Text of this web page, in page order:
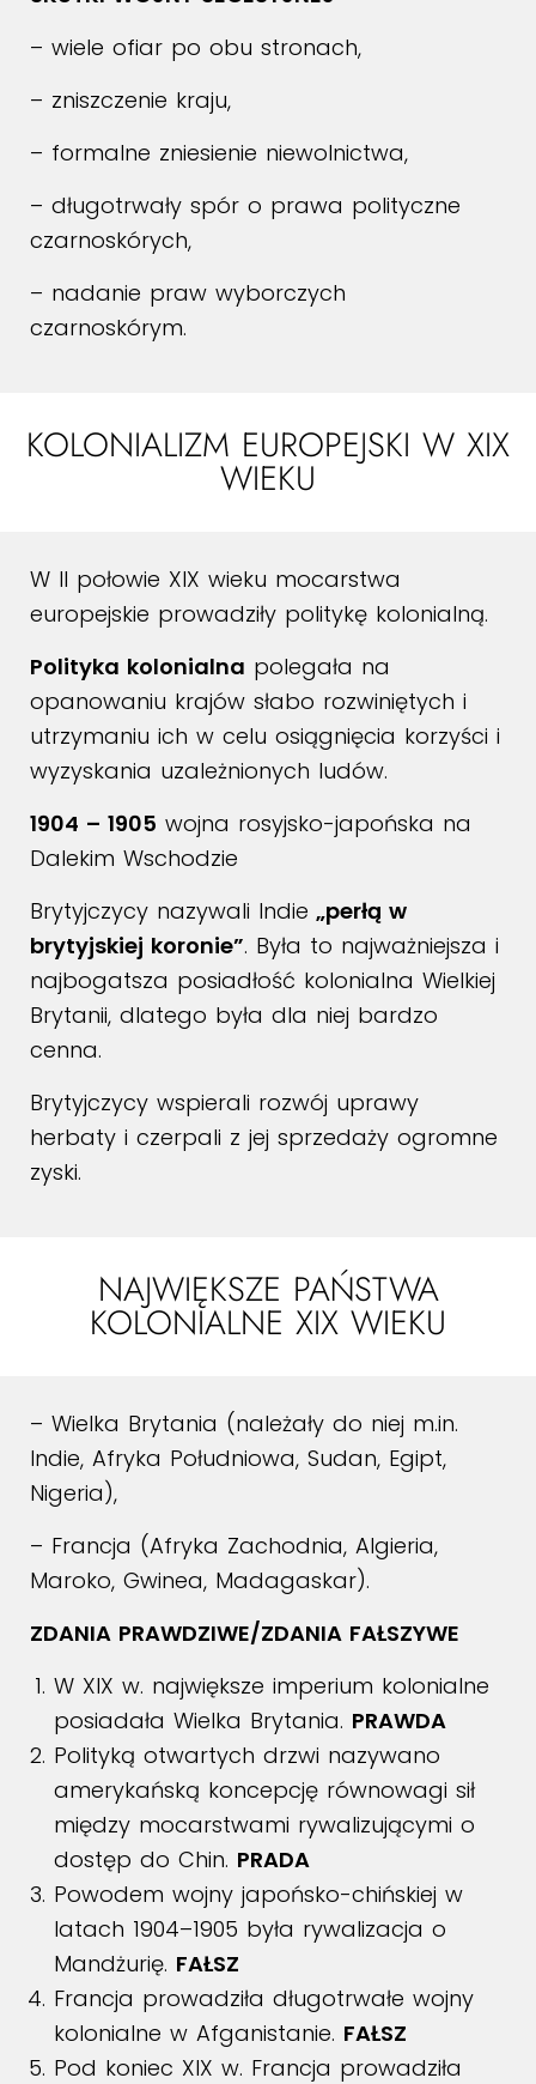
– wiele ofiar po obu stronach,
– zniszczenie kraju,
– formalne zniesienie niewolnictwa,
– długotrwały spór o prawa polityczne
czarnoskórych,
– nadanie praw wyborczych
czarnoskórym.
KOLONIALIZM EUROPEJSKI W XIX
WIEKU
W II połowie XIX wieku mocarstwa
europejskie prowadziły politykę kolonialną.
Polityka kolonialna polegała na
opanowaniu krajów słabo rozwiniętych i
utrzymaniu ich w celu osiągnięcia korzyści i
wyzyskania uzależnionych ludów.
1904 – 1905 wojna rosyjsko-japońska na
Dalekim Wschodzie
Brytyjczycy nazywali Indie „perłą w
brytyjskiej koronie”. Była to najważniejsza i
najbogatsza posiadłość kolonialna Wielkiej
Brytanii, dlatego była dla niej bardzo
cenna.
Brytyjczycy wspierali rozwój uprawy
herbaty i czerpali z jej sprzedaży ogromne
zyski.
NAJWIĘKSZE PAŃSTWA
KOLONIALNE XIX WIEKU
– Wielka Brytania (należały do niej m.in.
Indie, Afryka Południowa, Sudan, Egipt,
Nigeria),
– Francja (Afryka Zachodnia, Algieria,
Maroko, Gwinea, Madagaskar).
ZDANIA PRAWDZIWE/ZDANIA FAŁSZYWE
W XIX w. największe imperium kolonialne
posiadała Wielka Brytania. PRAWDA
Polityką otwartych drzwi nazywano
amerykańską koncepcję równowagi sił
między mocarstwami rywalizującymi o
dostęp do Chin. PRADA
Powodem wojny japońsko-chińskiej w
latach 1904–1905 była rywalizacja o
Mandżurię. FAŁSZ
Francja prowadziła długotrwałe wojny
kolonialne w Afganistanie. FAŁSZ
Pod koniec XIX w. Francja prowadziła